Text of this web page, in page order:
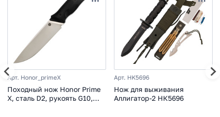
Арт. Honor_primeX
Походный нож Honor Prime
X, сталь D2, рукоять G10,
Арт. HK5696
Нож для выживания
Аллигатор-2 НК5696